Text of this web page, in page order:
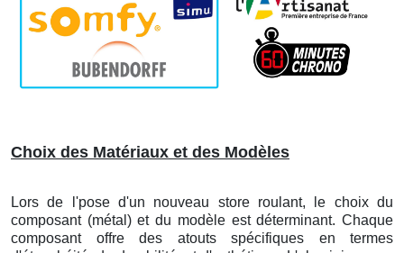
Choix des Matériaux et des Modèles
Lors de l'pose d'un nouveau store roulant, le choix du
composant (métal) et du modèle est déterminant. Chaque
composant offre des atouts spécifiques en termes